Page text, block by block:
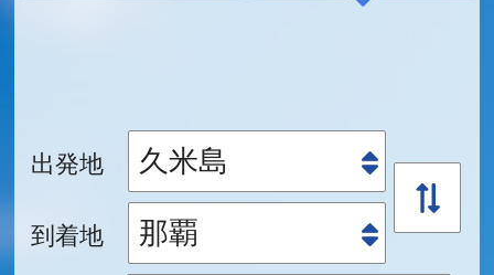
出発地
到着地